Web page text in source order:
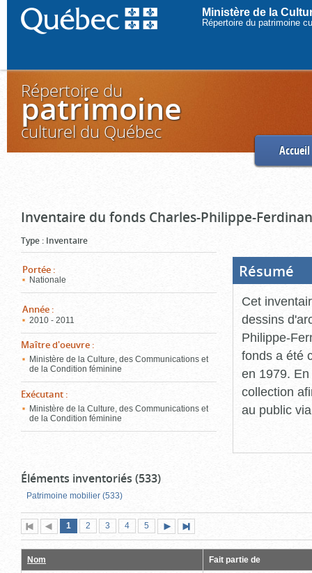
Ministère de la
Répertoire du patrimoine
Répertoire du
patrimoine
culturel du Québec
Accueil
Inventaire du fonds Charles-Philippe-
Type : Inventaire
Portée :
Nationale
Année :
2010 - 2011
Maître d'oeuvre :
Ministère de la Culture, des Communications et
de la Condition féminine
Exécutant :
Ministère de la Culture, des Communications et
de la Condition féminine
Résumé
Cet
dessins
Philippe-
fonds a été
en 1979.
collection
au public
Éléments inventoriés (533)
Patrimoine mobilier (533)
Première
page
Page
précédente
Page
1 (page
actuelle)
Page
2 Page
3 Page
4 Page
5
suivante
page
Nom Fait partie de